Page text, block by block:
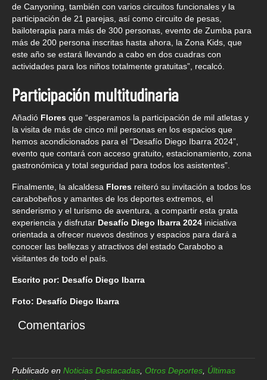
de Canyoning, también con varios circuitos funcionales y la
participación de 21 parejas, así como circuito de pesas,
bailoterapia para más de 300 personas, evento de Zumba para
más de 200 persona inscritas hasta ahora, la Zona Kids, que
este año se estará llevando a cabo en dos cuadras con
actividades para los niños totalmente gratuitas”, recalcó.
Participación multitudinaria
Añadió Flores que “esperamos la participación de mil atletas y
la visita de más de cinco mil personas en los espacios que
hemos acondicionados para el “Desafío Diego Ibarra 2024”,
evento que contará con acceso gratuito, estacionamiento, zona
gastronómica y total seguridad para todos los asistentes”.
Finalmente, la alcaldesa Flores reiteró su invitación a todos los
carabobeños y amantes de los deportes extremos, el
senderismo y el turismo de aventura, a compartir esta grata
experiencia y disfrutar Desafío Diego Ibarra 2024 iniciativa
orientada a ofrecer nuevos destinos y espacios para dará a
conocer las bellezas y atractivos del estado Carabobo a
visitantes de todo el país.
Escrito por: Desafío Diego Ibarra
Foto: Desafío Diego Ibarra
Comentarios
Publicado en Noticias Destacadas Otros Deportes Últimas